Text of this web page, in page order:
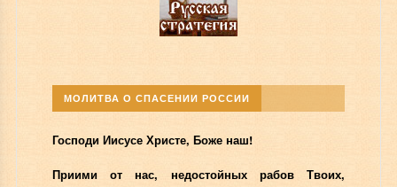
МОЛИТВА О СПАСЕНИИ РОССИИ
Господи Иисусе Христе, Боже наш!
Приими от нас, недостойных рабов Твоих,